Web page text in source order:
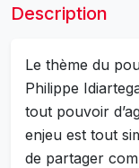
Description
Le thème du
Philippe
tout pouvoir
enjeu est tout
de partager